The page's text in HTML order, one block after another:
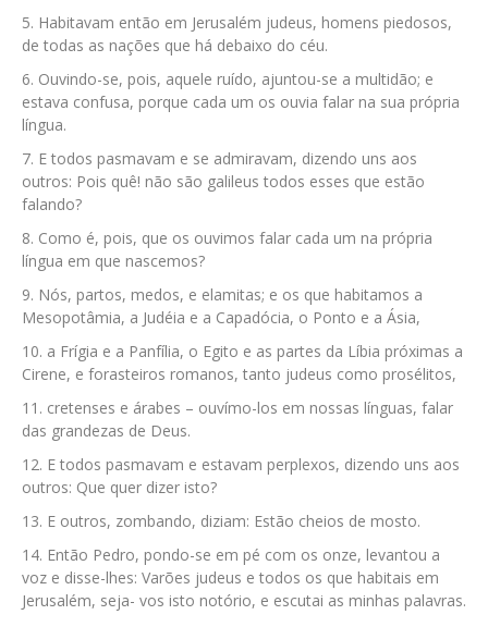
Habitavam então em Jerusalém judeus, homens piedosos,
de todas as nações que há debaixo do céu.
Ouvindo-se, pois, aquele ruído, ajuntou-se a multidão; e
estava confusa, porque cada um os ouvia falar na sua própria
língua.
E todos pasmavam e se admiravam, dizendo uns aos
outros: Pois quê! não são galileus todos esses que estão
falando?
Como é, pois, que os ouvimos falar cada um na própria
língua em que nascemos?
Nós, partos, medos, e elamitas; e os que habitamos a
Mesopotâmia, a Judéia e a Capadócia, o Ponto e a Ásia,
a Frígia e a Panfília, o Egito e as partes da Líbia próximas a
Cirene, e forasteiros romanos, tanto judeus como prosélitos,
cretenses e árabes – ouvímo-los em nossas línguas, falar
das grandezas de Deus.
E todos pasmavam e estavam perplexos, dizendo uns aos
outros: Que quer dizer isto?
E outros, zombando, diziam: Estão cheios de mosto.
Então Pedro, pondo-se em pé com os onze, levantou a
voz e disse-lhes: Varões judeus e todos os que habitais em
Jerusalém, seja- vos isto notório, e escutai as minhas palavras.